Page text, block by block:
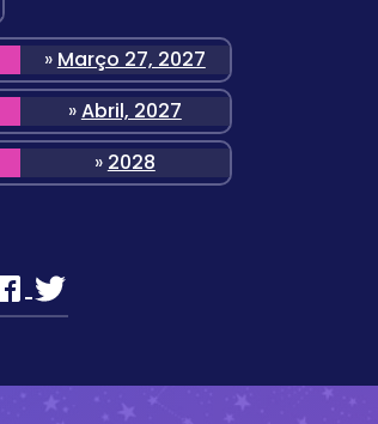
» Março 27, 2027
»Abril, 2027
» 2028